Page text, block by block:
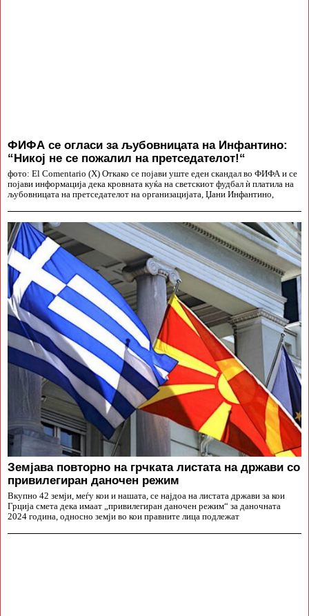
ФИФА се огласи за љубовницата на Инфантино:
“Никој не се пожалил на претседателот!“
фото: El Comentario (X) Откако се појави уште еден скандал во ФИФА и се
појави информација дека кровната куќа на светскиот фудбал ѝ платила на
љубовницата на претседателот на организацијата, Џани Инфантино,
Земјава повторно на грчката листата на држави со
привилегиран даночен режим
Вкупно 42 земји, меѓу кои и нашата, се најдоа на листата држави за кои
Грција смета дека имаат „привилегиран даночен режим“ за даночната
2024 година, односно земји во кои правните лица подлежат